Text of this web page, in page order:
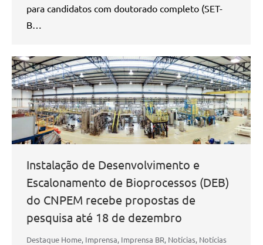
para candidatos com doutorado completo (SET-
B…
Instalação de Desenvolvimento e
Escalonamento de Bioprocessos (DEB)
do CNPEM recebe propostas de
pesquisa até 18 de dezembro
Destaque Home, Imprensa, Imprensa BR, Notícias, Notícias